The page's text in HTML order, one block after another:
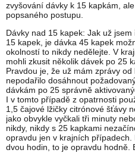
zvyšování dávky k 15 kapkám,
popsaného postupu.
Dávky nad 15 kapek: Jak už
15 kapek, je dávka 45 kapek
okolností to nikdy nedělejte. V
mohli zkusit několik dávek po 25
Pravdou je, že už mám zprávy
nepodařilo dosáhnout
dávkám po 25 správně
I v tomto případě z opatrnosti
1,5 čajové lžičky citrónové šťávy
jako obvykle vyčkali tři minuty
nikdy, nikdy s 25 kapkami
opravdu jen v krajních
dvou hodin, to je opravdu hodně.